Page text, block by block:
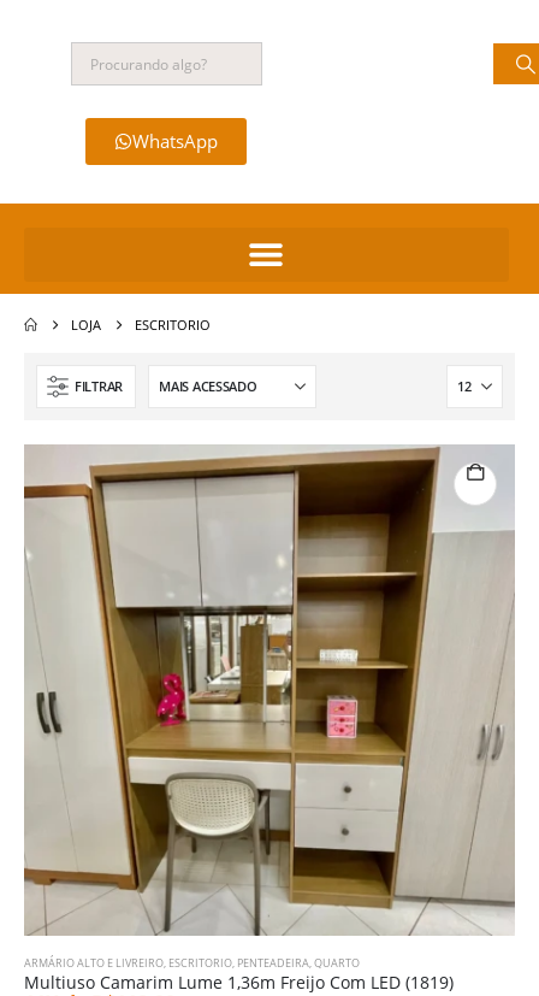
WhatsApp
LOJA ESCRITORIO
FILTRAR
ARMÁRIO ALTO E LIVREIRO ESCRITORIO PENTEADEIRA QUARTO
Multiuso Camarim Lume 1,36m Freijo Com LED (1819)